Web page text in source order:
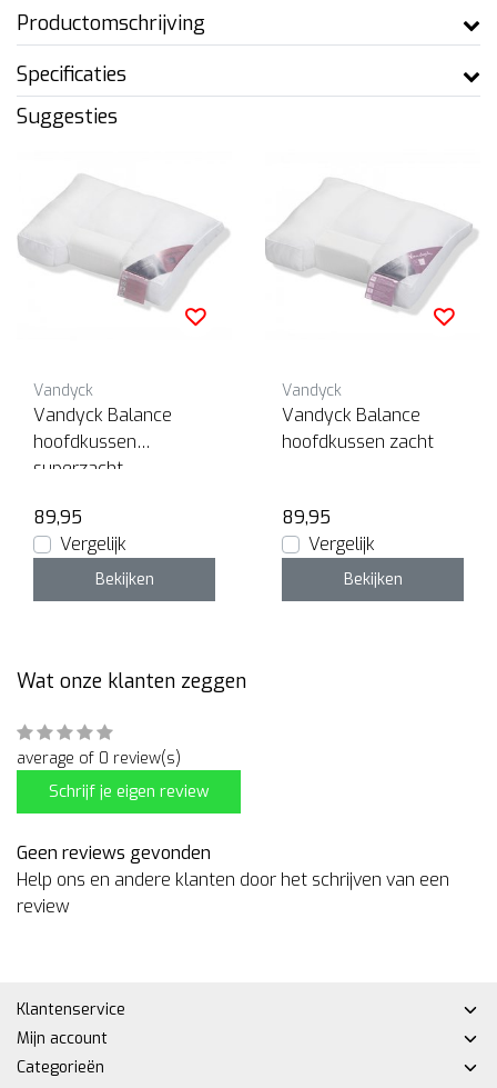
Productomschrijving
Specificaties
Suggesties
Vandyck
Vandyck Balance
hoofdkussen
superzacht
89,95
Vergelijk
Bekijken
Vandyck
Vandyck Balance
hoofdkussen zacht
89,95
Vergelijk
Bekijken
Wat onze klanten zeggen
average of 0 review(s)
Schrijf je eigen review
Geen reviews gevonden
Help ons en andere klanten door het schrijven van een
review
Klantenservice
Mijn account
Categorieën